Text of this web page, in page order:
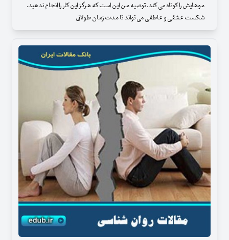
موهایش را کوتاه می کند. توصیه من این است که هرگز این کار را انجام ندهید.
شکست عشقی و عاطفی می تواند تا مدت زمان طولانی